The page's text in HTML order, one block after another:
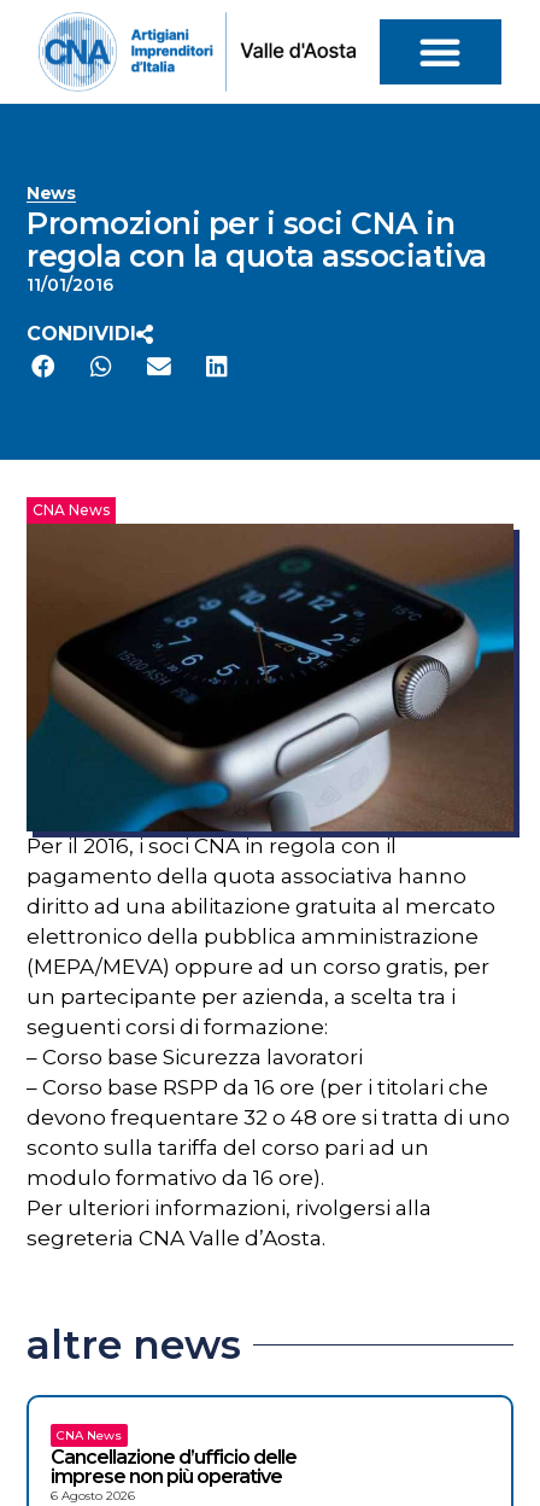
News
Promozioni per i soci CNA in
regola con la quota associativa
11/01/2016
CONDIVIDI
CNA News
Per il 2016, i soci CNA in regola con il
pagamento della quota associativa hanno
diritto ad una abilitazione gratuita al mercato
elettronico della pubblica amministrazione
(MEPA/MEVA) oppure ad un corso gratis, per
un partecipante per azienda, a scelta tra i
seguenti corsi di formazione:
– Corso base Sicurezza lavoratori
– Corso base RSPP da 16 ore (per i titolari che
devono frequentare 32 o 48 ore si tratta di uno
sconto sulla tariffa del corso pari ad un
modulo formativo da 16 ore).
Per ulteriori informazioni, rivolgersi alla
segreteria CNA Valle d’Aosta.
altre news
CNA News
Cancellazione d’ufficio delle
imprese non più operative
6 Agosto 2026